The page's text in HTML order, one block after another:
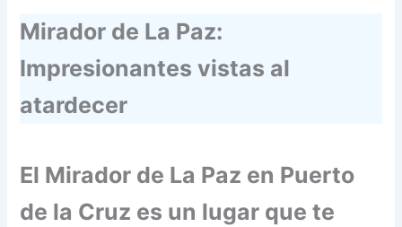
Mirador de La Paz:
Impresionantes vistas al
atardecer
El Mirador de La Paz en Puerto
de la Cruz es un lugar que te